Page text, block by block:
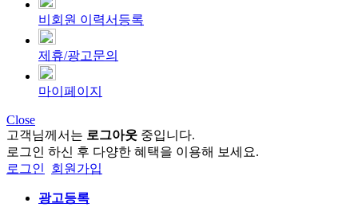
비회원 이력서등록
제휴/광고문의
마이페이지
Close
고객님께서는 로그아웃 중입니다.
로그인 하신 후 다양한 혜택을 이용해 보세요.
로그인
회원가입
광고등록